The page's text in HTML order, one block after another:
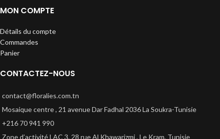
MON COMPTE
Détails du compte
Commandes
Panier
CONTACTEZ-NOUS
contact@floralies.com.tn
Mosaique centre , 21 avenue Dar Fadhal 2036 La Soukra-Tunisie
+216 70 941 990
Zone d’activité LAC 3, 28 rue Al Khawarizmi , Le Kram, Tunisie